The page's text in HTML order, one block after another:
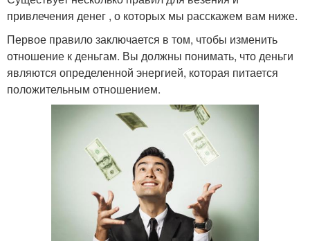
привлечения денег , о которых мы расскажем вам ниже.
Первое правило заключается в том, чтобы изменить
отношение к деньгам. Вы должны понимать, что деньги
являются определенной энергией, которая питается
положительным отношением.